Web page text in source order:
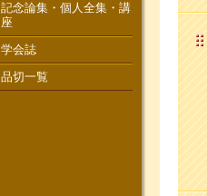
記念論集・個人全集・講
座
学会誌
品切一覧